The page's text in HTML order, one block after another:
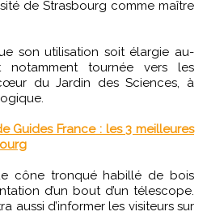
de Strasbourg comme maître
son utilisation soit élargie au-
tournée vers les
du Jardin des Sciences, à
Guides France : les 3 meilleures
cône tronqué habillé de bois
d’un bout d’un télescope.
aussi d’informer les visiteurs sur